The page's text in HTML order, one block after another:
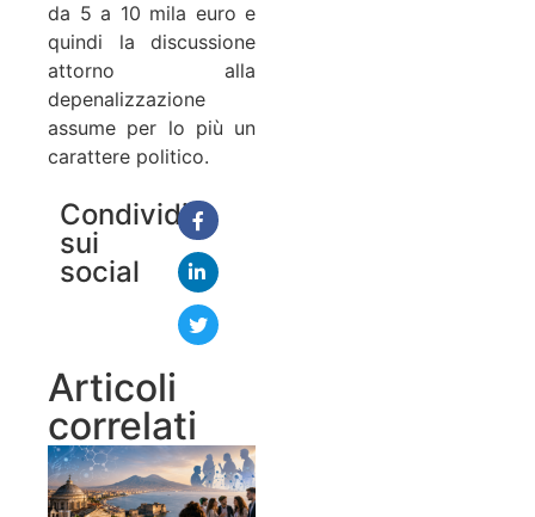
da 5 a 10 mila euro e
quindi la discussione
attorno alla
depenalizzazione
assume per lo più un
carattere politico.
Condividi
sui
social
Articoli
correlati